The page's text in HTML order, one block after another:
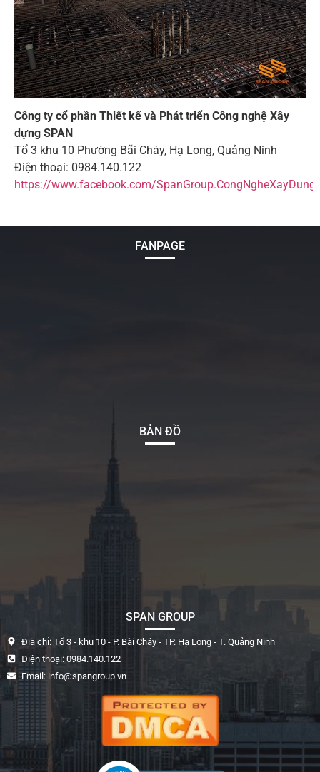
Công ty cổ phần Thiết kế và Phát triển Công nghệ Xây
dựng SPAN
Tổ 3 khu 10 Phường Bãi Cháy, Hạ Long, Quảng Ninh
Điện thoại: 0984.140.122
https://www.facebook.com/SpanGroup.CongNgheXayDung/
FANPAGE
BẢN ĐỒ
SPAN GROUP
Địa chỉ: Tổ 3 - khu 10 - P. Bãi Cháy - TP. Hạ Long - T. Quảng Ninh
Điện thoại: 0984.140.122
Email: info@spangroup.vn